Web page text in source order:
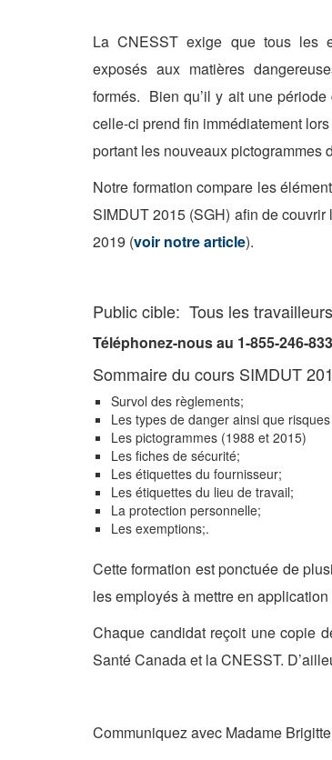
La CNESST exige que tous les
exposés aux matières
formés. Bien qu’il y ait une
celle-ci prend fin immédiatement
portant les nouveaux pictogrammes
Notre formation compare les
SIMDUT 2015 (SGH) afin de
2019 (voir notre article).
Public cible: Tous les
Téléphonez-nous au 1-855-246-
Sommaire du cours SIMDUT
Survol des règlements;
Les types de danger ainsi que
Les pictogrammes (1988 et 2015)
Les fiches de sécurité;
Les étiquettes du fournisseur;
Les étiquettes du lieu de travail;
La protection personnelle;
Les exemptions;.
Cette formation est ponctuée de
les employés à mettre en
Chaque candidat reçoit une copie
Santé Canada et la CNESST.
Communiquez avec Madame